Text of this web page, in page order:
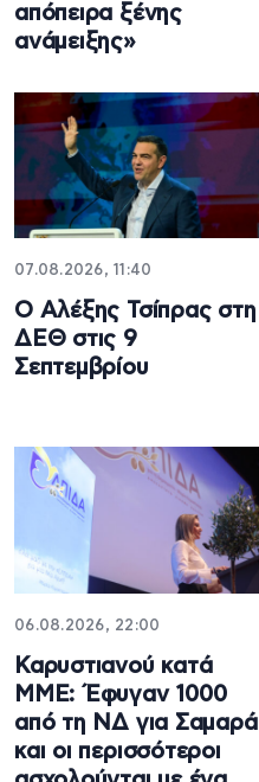
απόπειρα ξένης
ανάμειξης»
07.08.2026, 11:40
Ο Αλέξης Τσίπρας στη
ΔΕΘ στις 9
Σεπτεμβρίου
06.08.2026, 22:00
Καρυστιανού κατά
ΜΜΕ: Έφυγαν 1000
από τη ΝΔ για Σαμαρά
και οι περισσότεροι